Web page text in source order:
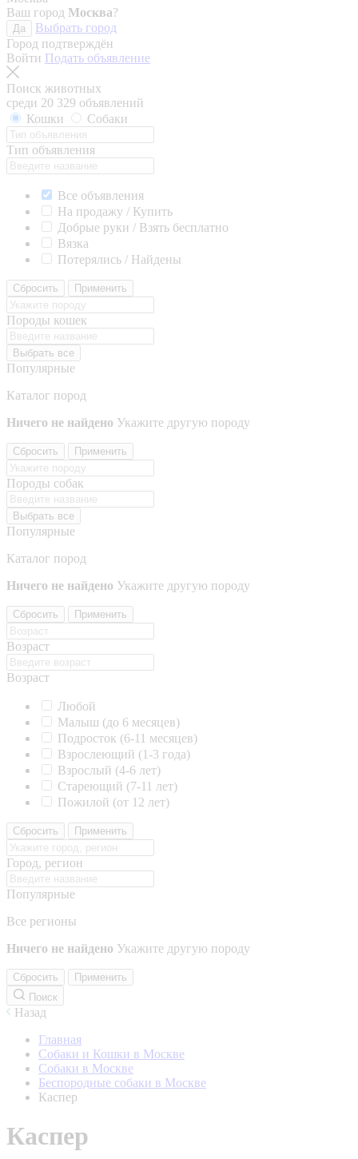
Ваш город Москва?
Да
Выбрать город
Город подтверждён
Войти Подать объявление
Поиск животных
среди 20 329 объявлений
Кошки
Собаки
Тип объявления
Все объявления
На продажу / Купить
Добрые руки / Взять бесплатно
Вязка
Потерялись / Найдены
Сбросить Применить
Породы кошек
Выбрать все
Популярные
Каталог пород
Ничего не найдено Укажите другую породу
Сбросить Применить
Породы собак
Выбрать все
Популярные
Каталог пород
Ничего не найдено Укажите другую породу
Сбросить Применить
Возраст
Возраст
Любой
Малыш (до 6 месяцев)
Подросток (6-11 месяцев)
Взрослеющий (1-3 года)
Взрослый (4-6 лет)
Стареющий (7-11 лет)
Пожилой (от 12 лет)
Сбросить Применить
Город, регион
Популярные
Все регионы
Ничего не найдено Укажите другую породу
Сбросить
Применить
Поиск
Назад
Главная
Собаки и Кошки в Москве
Собаки в Москве
Беспородные собаки в Москве
Каспер
Каспер